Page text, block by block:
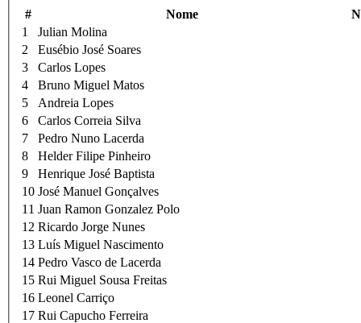
#
Nome
1
Julian Molina
2
Eusébio José Soares
3
Carlos Lopes
4
Bruno Miguel Matos
5
Andreia Lopes
6
Carlos Correia Silva
7
Pedro Nuno Lacerda
8
Helder Filipe Pinheiro
9
Henrique José Baptista
10 José Manuel Gonçalves
11 Juan Ramon Gonzalez Polo
12 Ricardo Jorge Nunes
13 Luís Miguel Nascimento
14 Pedro Vasco de Lacerda
15 Rui Miguel Sousa Freitas
16 Leonel Carriço
17 Rui Capucho Ferreira